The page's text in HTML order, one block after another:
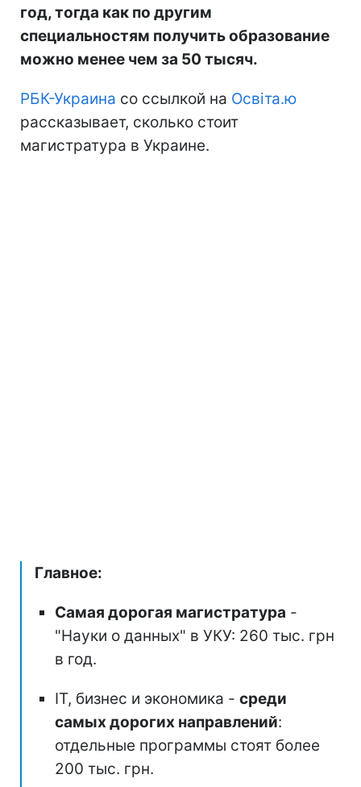
год, тогда как по другим
специальностям получить образование
можно менее чем за 50 тысяч.
РБК-Украина со ссылкой на Освіта.ю
рассказывает, сколько стоит
магистратура в Украине.
Главное:
Самая дорогая магистратура -
"Науки о данных" в УКУ: 260 тыс. грн
в год.
ІТ, бизнес и экономика - среди
самых дорогих направлений:
отдельные программы стоят более
200 тыс. грн.